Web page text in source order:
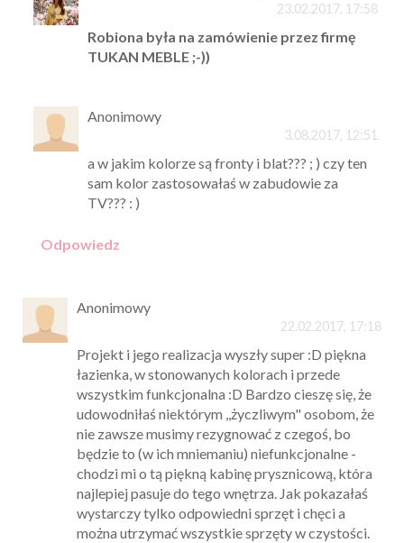
23.02.2017, 17:58
Robiona była na zamówienie przez firmę
TUKAN MEBLE ;-))
Anonimowy
3.08.2017, 12:51
a w jakim kolorze są fronty i blat??? ; ) czy ten
sam kolor zastosowałaś w zabudowie za
TV??? : )
Odpowiedz
Anonimowy
22.02.2017, 17:18
Projekt i jego realizacja wyszły super :D piękna
łazienka, w stonowanych kolorach i przede
wszystkim funkcjonalna :D Bardzo cieszę się, że
udowodniłaś niektórym ,,życzliwym" osobom, że
nie zawsze musimy rezygnować z czegoś, bo
będzie to (w ich mniemaniu) niefunkcjonalne -
chodzi mi o tą piękną kabinę prysznicową, która
najlepiej pasuje do tego wnętrza. Jak pokazałaś
wystarczy tylko odpowiedni sprzęt i chęci a
można utrzymać wszystkie sprzęty w czystości.